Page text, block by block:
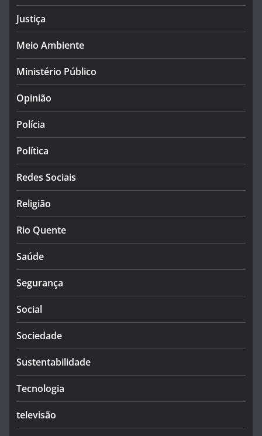
Justiça
Meio Ambiente
Ministério Público
Opinião
Polícia
Política
Redes Sociais
Religião
Rio Quente
Saúde
Segurança
Social
Sociedade
Sustentabilidade
Tecnologia
televisão